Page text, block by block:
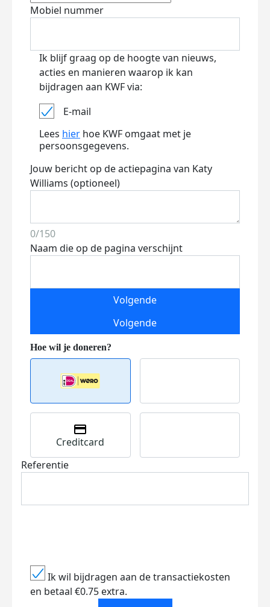
Mobiel nummer
Ik blijf graag op de hoogte van nieuws,
acties en manieren waarop ik kan
bijdragen aan KWF via:
E-mail
Lees hier hoe KWF omgaat met je
persoonsgegevens.
Jouw bericht op de actiepagina van Katy
Williams (optioneel)
0/150
Naam die op de pagina verschijnt
Volgende
Volgende
Creditcard
Referentie
Ik wil bijdragen aan de transactiekosten
en betaal €0.75 extra.